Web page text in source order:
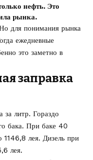
нефть. Это
рынка.
для понимания рынка
ежедневные
это заметно в
заправка
за литр. Гораздо
бака. При баке 40
лея. Дизель при
лея.